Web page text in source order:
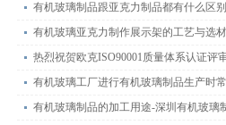
有机玻璃制品跟亚克力制品都有什么区
有机玻璃亚克力制作展示架的工艺与选材
热烈祝贺欧克ISO90001质量体系认证评
有机玻璃工厂进行有机玻璃制品生产时
有机玻璃制品的加工用途-深圳有机玻璃